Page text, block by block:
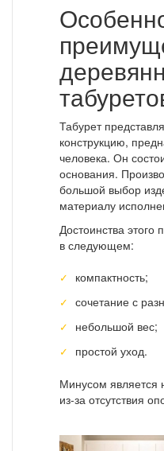
Табурет
конструкцию,
человека. Он
основания.
большой выбор
материалу
Достоинства этого
в следующем:
компактность;
сочетание с
небольшой вес;
простой уход.
Минусом является
из-за отсутствия